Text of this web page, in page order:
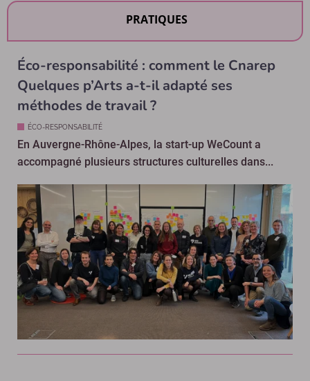
PRATIQUES
Éco-responsabilité : comment le Cnarep
Quelques p’Arts a-t-il adapté ses
méthodes de travail ?
ÉCO-RESPONSABILITÉ
En Auvergne-Rhône-Alpes, la start-up WeCount a
accompagné plusieurs structures culturelles dans...